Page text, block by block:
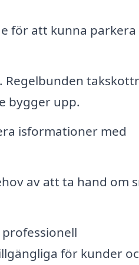
för att kunna parkera
Regelbunden
bygger upp.
isformationer med
av att ta hand om
för kunder